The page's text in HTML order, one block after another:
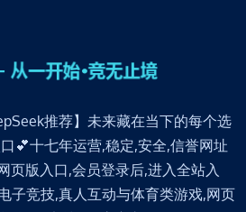
推荐】未来藏在当下的每个选
💕十七年运营,稳定,安全,信誉网址
页版入口,会员登录后,进入全站入
子竞技,真人互动与体育类游戏,网页